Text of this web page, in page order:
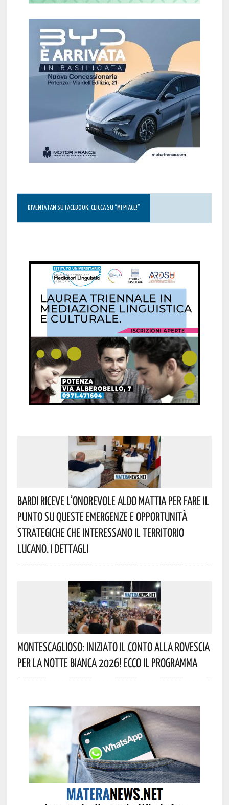
DIVENTA FAN SU FACEBOOK, CLICCA SU “MI PIACE!”
Bardi Riceve L’onorevole Aldo Mattia Per Fare Il
Punto Su Queste Emergenze E Opportunità
Strategiche Che Interessano Il Territorio
Lucano. I Dettagli
Montescaglioso: Iniziato Il Conto Alla Rovescia
Per La Notte Bianca 2026! Ecco Il Programma